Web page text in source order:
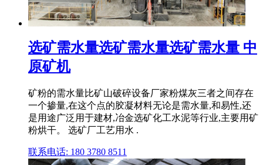
选矿需水量选矿需水量选矿需水量 中
原矿机
矿粉的需水量比矿山破碎设备厂家粉煤灰三者之间存在
一个掺量,在这个点的胶凝材料无论是需水量,和易性,还
是用途广泛用于建材,冶金选矿化工水泥等行业,主要用矿
粉烘干。 选矿厂工艺用水 .
联系电话: 180 3780 8511